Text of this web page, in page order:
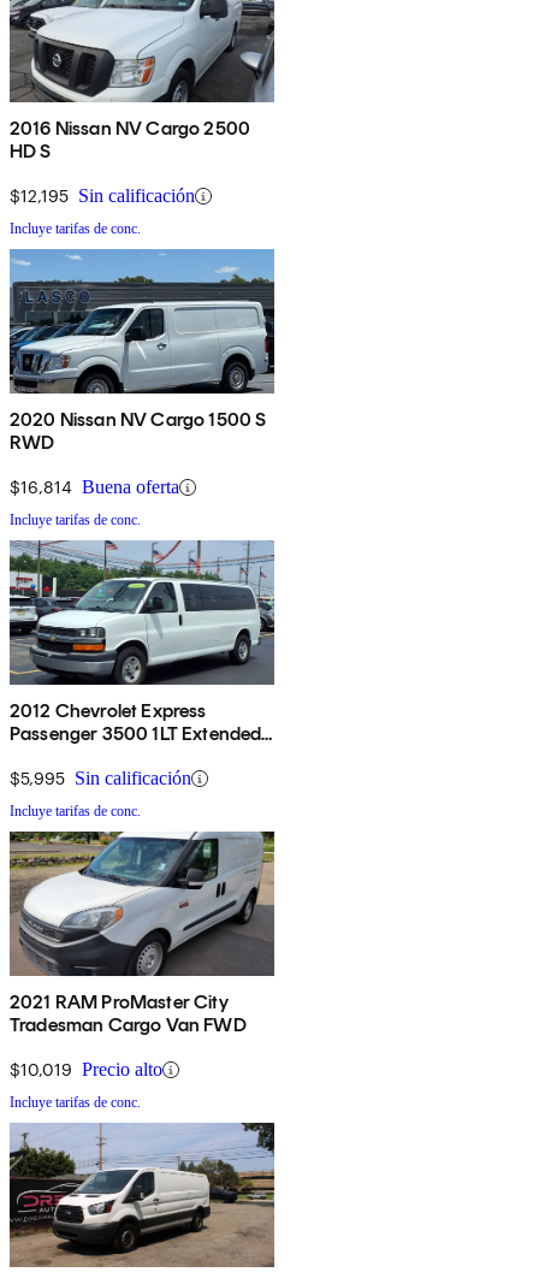
2016 Nissan NV Cargo 2500
HD S
$12,195 Sin calificación
Incluye tarifas de conc.
2020 Nissan NV Cargo 1500 S
RWD
$16,814 Buena oferta
Incluye tarifas de conc.
2012 Chevrolet Express
Passenger 3500 1LT Extended
$5,995 Sin calificación
Incluye tarifas de conc.
2021 RAM ProMaster City
Tradesman Cargo Van FWD
$10,019 Precio alto
Incluye tarifas de conc.